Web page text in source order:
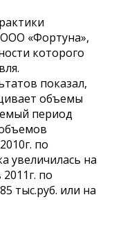
«Фортуна»,
которого
показал,
объемы
период
по
увеличилась на
по
тыс.руб. или на